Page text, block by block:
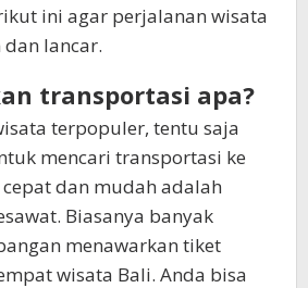
ini agar perjalanan wisata
lancar.
transportasi apa?
terpopuler, tentu saja
mencari transportasi ke
dan mudah adalah
Biasanya banyak
menawarkan tiket
wisata Bali. Anda bisa